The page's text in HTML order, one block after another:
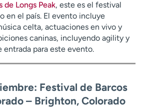
de Longs Peak, este es el festival
en el país. El evento incluye
celta, actuaciones en vivo y
caninas, incluyendo agility y
entrada para este evento.
Festival de Barcos
– Brighton, Colorado